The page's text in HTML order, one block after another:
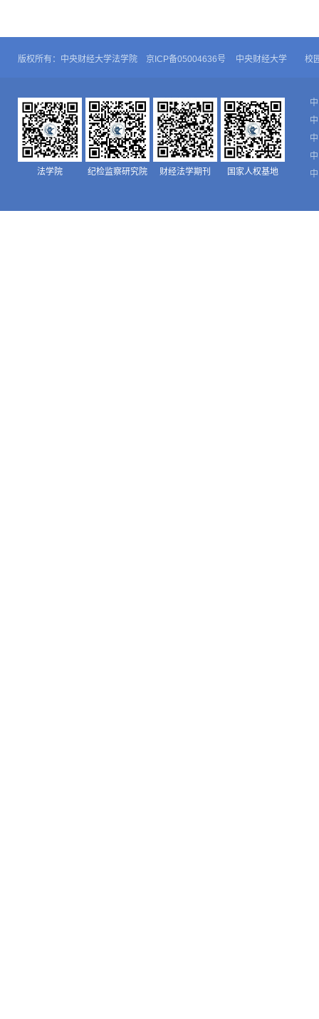
版权所有：中央财经大学法学院 京ICP备05004636号 中央财经大学 校
法学院 纪检监察研究院 财经法学期刊 国家人权基地